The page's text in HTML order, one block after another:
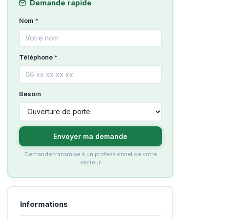
Demande rapide
Nom *
Téléphone *
Besoin
Envoyer ma demande
Demande transmise à un professionnel de votre
secteur
Informations